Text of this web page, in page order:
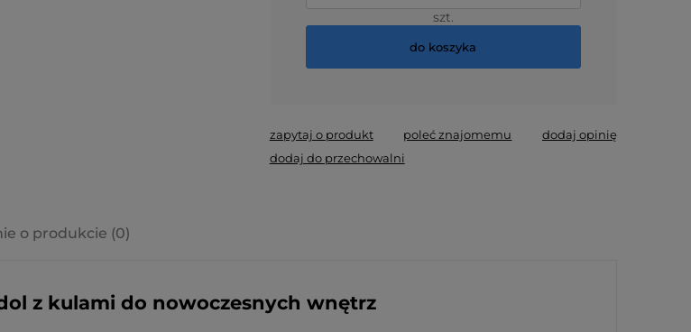
szt.
do koszyka
zapytaj o produkt poleć znajomemu
dodaj opinię
dodaj do przechowalni
o produkcie (0)
z kulami do nowoczesnych wnętrz